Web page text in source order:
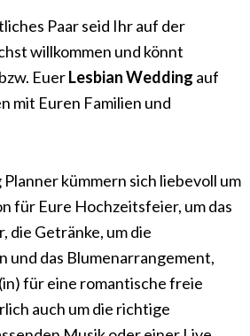
Paar seid Ihr auf der
willkommen und könnt
bzw. EuerLesbian Wedding auf
mit Euren Familien und
kümmern sich liebevoll um
für Eure Hochzeitsfeier, um das
die Getränke, um die
und das Blumenarrangement,
für eine romantische freie
auch um die richtige